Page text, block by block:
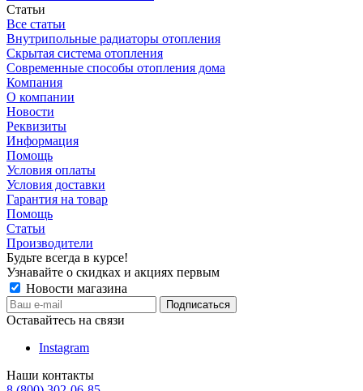
Статьи
Все статьи
Внутрипольные радиаторы отопления
Скрытая система отопления
Современные способы отопления дома
Компания
О компании
Новости
Реквизиты
Информация
Помощь
Условия оплаты
Условия доставки
Гарантия на товар
Помощь
Статьи
Производители
Будьте всегда в курсе!
Узнавайте о скидках и акциях первым
Новости магазина
Оставайтесь на связи
Instagram
Наши контакты